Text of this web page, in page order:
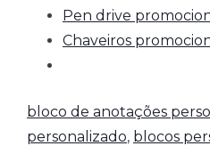
Pen drive
Chaveiros
bloco de anotações
personalizado, blocos